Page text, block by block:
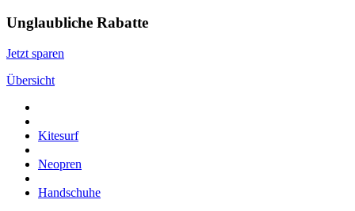
Unglaubliche Rabatte
Jetzt sparen
Übersicht
Kitesurf
Neopren
Handschuhe